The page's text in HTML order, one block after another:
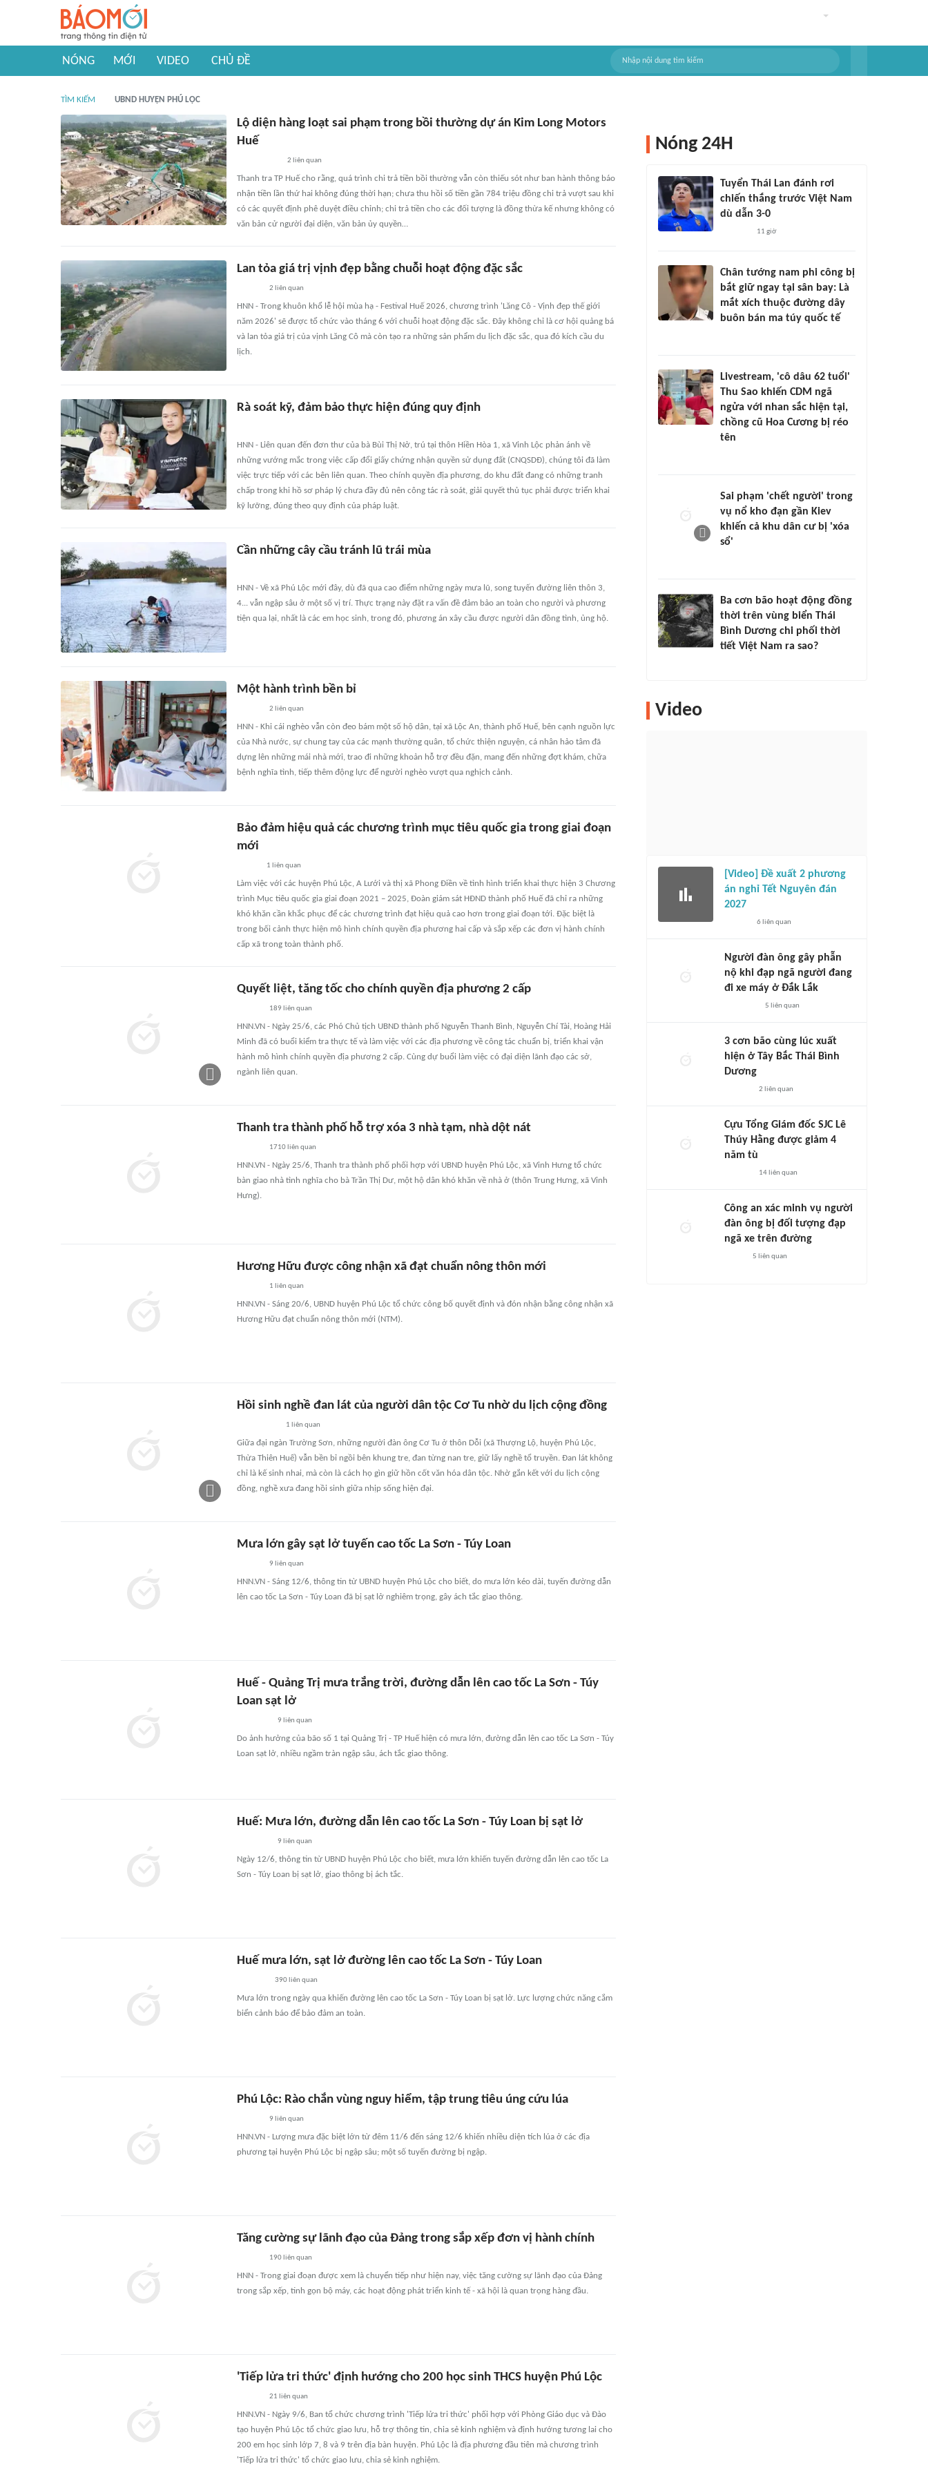
NÓNG MỚI VIDEO CHỦ ĐỀ
TÌM KIẾM UBND HUYỆN PHÚ LỘC
Lộ diện hàng loạt sai phạm trong bồi thường dự án Kim Long Motors
Huế
2 liên quan
Thanh tra TP Huế cho rằng, quá trình chi trả tiền bồi thường vẫn còn thiếu sót như ban hành thông báo
nhận tiền lần thứ hai không đúng thời hạn; chưa thu hồi số tiền gần 784 triệu đồng chi trả vượt sau khi
có các quyết định phê duyệt điều chỉnh; chi trả tiền cho các đối tượng là đồng thừa kế nhưng không có
văn bản cử người đại diện, văn bản ủy quyền…
Lan tỏa giá trị vịnh đẹp bằng chuỗi hoạt động đặc sắc
2 liên quan
HNN - Trong khuôn khổ lễ hội mùa hạ - Festival Huế 2026, chương trình 'Lăng Cô - Vịnh đẹp thế giới
năm 2026' sẽ được tổ chức vào tháng 6 với chuỗi hoạt động đặc sắc. Đây không chỉ là cơ hội quảng bá
và lan tỏa giá trị của vịnh Lăng Cô mà còn tạo ra những sản phẩm du lịch đặc sắc, qua đó kích cầu du
lịch.
Rà soát kỹ, đảm bảo thực hiện đúng quy định
HNN - Liên quan đến đơn thư của bà Bùi Thị Nở, trú tại thôn Hiền Hòa 1, xã Vinh Lộc phản ánh về
những vướng mắc trong việc cấp đổi giấy chứng nhận quyền sử dụng đất (CNQSDĐ), chúng tôi đã làm
việc trực tiếp với các bên liên quan. Theo chính quyền địa phương, do khu đất đang có những tranh
chấp trong khi hồ sơ pháp lý chưa đầy đủ nên công tác rà soát, giải quyết thủ tục phải được triển khai
kỹ lưỡng, đúng theo quy định của pháp luật.
Cần những cây cầu tránh lũ trái mùa
HNN - Về xã Phú Lộc mới đây, dù đã qua cao điểm những ngày mưa lũ, song tuyến đường liên thôn 3,
4... vẫn ngập sâu ở một số vị trí. Thực trạng này đặt ra vấn đề đảm bảo an toàn cho người và phương
tiện qua lại, nhất là các em học sinh, trong đó, phương án xây cầu được người dân đồng tình, ủng hộ.
Một hành trình bền bỉ
2 liên quan
HNN - Khi cái nghèo vẫn còn đeo bám một số hộ dân, tại xã Lộc An, thành phố Huế, bên cạnh nguồn lực
của Nhà nước, sự chung tay của các mạnh thường quân, tổ chức thiện nguyện, cá nhân hảo tâm đã
dựng lên những mái nhà mới, trao đi những khoản hỗ trợ đều đặn, mang đến những đợt khám, chữa
bệnh nghĩa tình, tiếp thêm động lực để người nghèo vượt qua nghịch cảnh.
Bảo đảm hiệu quả các chương trình mục tiêu quốc gia trong giai đoạn
mới
1 liên quan
Làm việc với các huyện Phú Lộc, A Lưới và thị xã Phong Điền về tình hình triển khai thực hiện 3 Chương
trình Mục tiêu quốc gia giai đoạn 2021 – 2025, Đoàn giám sát HĐND thành phố Huế đã chỉ ra những
khó khăn cần khắc phục để các chương trình đạt hiệu quả cao hơn trong giai đoạn tới. Đặc biệt là
trong bối cảnh thực hiện mô hình chính quyền địa phương hai cấp và sắp xếp các đơn vị hành chính
cấp xã trong toàn thành phố.
Quyết liệt, tăng tốc cho chính quyền địa phương 2 cấp
189 liên quan
HNN.VN - Ngày 25/6, các Phó Chủ tịch UBND thành phố Nguyễn Thanh Bình, Nguyễn Chí Tài, Hoàng Hải
Minh đã có buổi kiểm tra thực tế và làm việc với các địa phương về công tác chuẩn bị, triển khai vận
hành mô hình chính quyền địa phương 2 cấp. Cùng dự buổi làm việc có đại diện lãnh đạo các sở,
ngành liên quan.
Thanh tra thành phố hỗ trợ xóa 3 nhà tạm, nhà dột nát
1710liên quan
HNN.VN - Ngày 25/6, Thanh tra thành phố phối hợp với UBND huyện Phú Lộc, xã Vinh Hưng tổ chức
bàn giao nhà tình nghĩa cho bà Trần Thị Dư, một hộ dân khó khăn về nhà ở (thôn Trung Hưng, xã Vinh
Hưng).
Hương Hữu được công nhận xã đạt chuẩn nông thôn mới
1 liên quan
HNN.VN - Sáng 20/6, UBND huyện Phú Lộc tổ chức công bố quyết định và đón nhận bằng công nhận xã
Hương Hữu đạt chuẩn nông thôn mới (NTM).
Hồi sinh nghề đan lát của người dân tộc Cơ Tu nhờ du lịch cộng đồng
1 liên quan
Giữa đại ngàn Trường Sơn, những người đàn ông Cơ Tu ở thôn Dỗi (xã Thượng Lộ, huyện Phú Lộc,
Thừa Thiên Huế) vẫn bền bỉ ngồi bên khung tre, đan từng nan tre, giữ lấy nghề tổ truyền. Đan lát không
chỉ là kế sinh nhai, mà còn là cách họ gìn giữ hồn cốt văn hóa dân tộc. Nhờ gắn kết với du lịch cộng
đồng, nghề xưa đang hồi sinh giữa nhịp sống hiện đại.
Mưa lớn gây sạt lở tuyến cao tốc La Sơn - Túy Loan
9 liên quan
HNN.VN - Sáng 12/6, thông tin từ UBND huyện Phú Lộc cho biết, do mưa lớn kéo dài, tuyến đường dẫn
lên cao tốc La Sơn - Túy Loan đã bị sạt lở nghiêm trọng, gây ách tắc giao thông.
Huế - Quảng Trị mưa trắng trời, đường dẫn lên cao tốc La Sơn - Túy
Loan sạt lở
9 liên quan
Do ảnh hưởng của bão số 1 tại Quảng Trị - TP Huế hiện có mưa lớn, đường dẫn lên cao tốc La Sơn - Túy
Loan sạt lở, nhiều ngầm tràn ngập sâu, ách tắc giao thông.
Huế: Mưa lớn, đường dẫn lên cao tốc La Sơn - Túy Loan bị sạt lở
9 liên quan
Ngày 12/6, thông tin từ UBND huyện Phú Lộc cho biết, mưa lớn khiến tuyến đường dẫn lên cao tốc La
Sơn - Túy Loan bị sạt lở, giao thông bị ách tắc.
Huế mưa lớn, sạt lở đường lên cao tốc La Sơn - Túy Loan
390liên quan
Mưa lớn trong ngày qua khiến đường lên cao tốc La Sơn - Túy Loan bị sạt lở. Lực lượng chức năng cắm
biển cảnh báo để bảo đảm an toàn.
Phú Lộc: Rào chắn vùng nguy hiểm, tập trung tiêu úng cứu lúa
9 liên quan
HNN.VN - Lượng mưa đặc biệt lớn từ đêm 11/6 đến sáng 12/6 khiến nhiều diện tích lúa ở các địa
phương tại huyện Phú Lộc bị ngập sâu; một số tuyến đường bị ngập.
Tăng cường sự lãnh đạo của Đảng trong sắp xếp đơn vị hành chính
190liên quan
HNN - Trong giai đoạn được xem là chuyển tiếp như hiện nay, việc tăng cường sự lãnh đạo của Đảng
trong sắp xếp, tinh gọn bộ máy, các hoạt động phát triển kinh tế - xã hội là quan trọng hàng đầu.
'Tiếp lửa tri thức' định hướng cho 200 học sinh THCS huyện Phú Lộc
21 liên quan
HNN.VN - Ngày 9/6, Ban tổ chức chương trình 'Tiếp lửa tri thức' phối hợp với Phòng Giáo dục và Đào
tạo huyện Phú Lộc tổ chức giao lưu, hỗ trợ thông tin, chia sẻ kinh nghiệm và định hướng tương lai cho
200 em học sinh lớp 7, 8 và 9 trên địa bàn huyện. Phú Lộc là địa phương đầu tiên mà chương trình
'Tiếp lửa tri thức' tổ chức giao lưu, chia sẻ kinh nghiệm.
Nóng 24H
Tuyển Thái Lan đánh rơi
chiến thắng trước Việt Nam
dù dẫn 3-0
11 giờ
Chân tướng nam phi công bị
bắt giữ ngay tại sân bay: Là
mắt xích thuộc đường dây
buôn bán ma túy quốc tế
Livestream, 'cô dâu 62 tuổi'
Thu Sao khiến CDM ngã
ngửa với nhan sắc hiện tại,
chồng cũ Hoa Cương bị réo
tên
Sai phạm 'chết người' trong
vụ nổ kho đạn gần Kiev
khiến cả khu dân cư bị 'xóa
sổ'
Ba cơn bão hoạt động đồng
thời trên vùng biển Thái
Bình Dương chi phối thời
tiết Việt Nam ra sao?
Video
[Video] Đề xuất 2 phương
án nghỉ Tết Nguyên đán
2027
6 liên quan
Người đàn ông gây phẫn
nộ khi đạp ngã người đang
đi xe máy ở Đắk Lắk
5 liên quan
3 cơn bão cùng lúc xuất
hiện ở Tây Bắc Thái Bình
Dương
2 liên quan
Cựu Tổng Giám đốc SJC Lê
Thúy Hằng được giảm 4
năm tù
14 liên quan
Công an xác minh vụ người
đàn ông bị đối tượng đạp
ngã xe trên đường
5 liên quan